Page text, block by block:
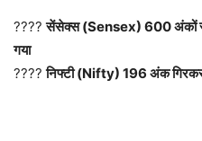
????सेंसेक्स (Sensex) 600 अंकों से
गया
????निफ्टी (Nifty) 196 अंक